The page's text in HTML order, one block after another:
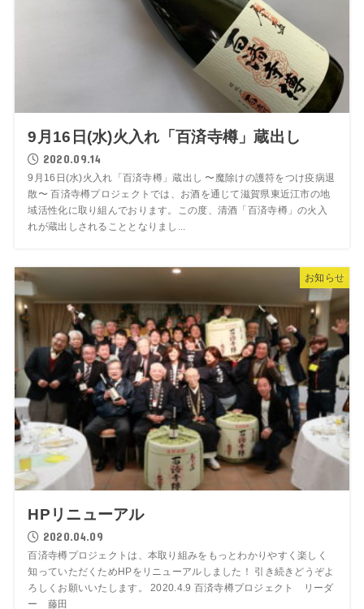
9月16日(水)火入れ「百済寺樽」蔵出し
2020.09.14
9月16日(水)火入れ「百済寺樽」蔵出し 〜魔除けの護符をつけ疫病退
散〜 百済寺樽プロジェクトでは、お酒を通じて滋賀県東近江市の地
域活性化に取り組んでおります。この度、清酒「百済寺樽」の火入
れが蔵出しされることとなりまし...
お知らせ
HPリニューアル
2020.04.09
百済寺樽プロジェクトは、本取り組みをもっとわかりやすく楽しく
知っていただくためHPをリニューアルしました！ 引き続きどうぞよ
ろしくお願いいたします。 2020.4.9 百済寺樽プロジェクト リーダ
ー 藤田